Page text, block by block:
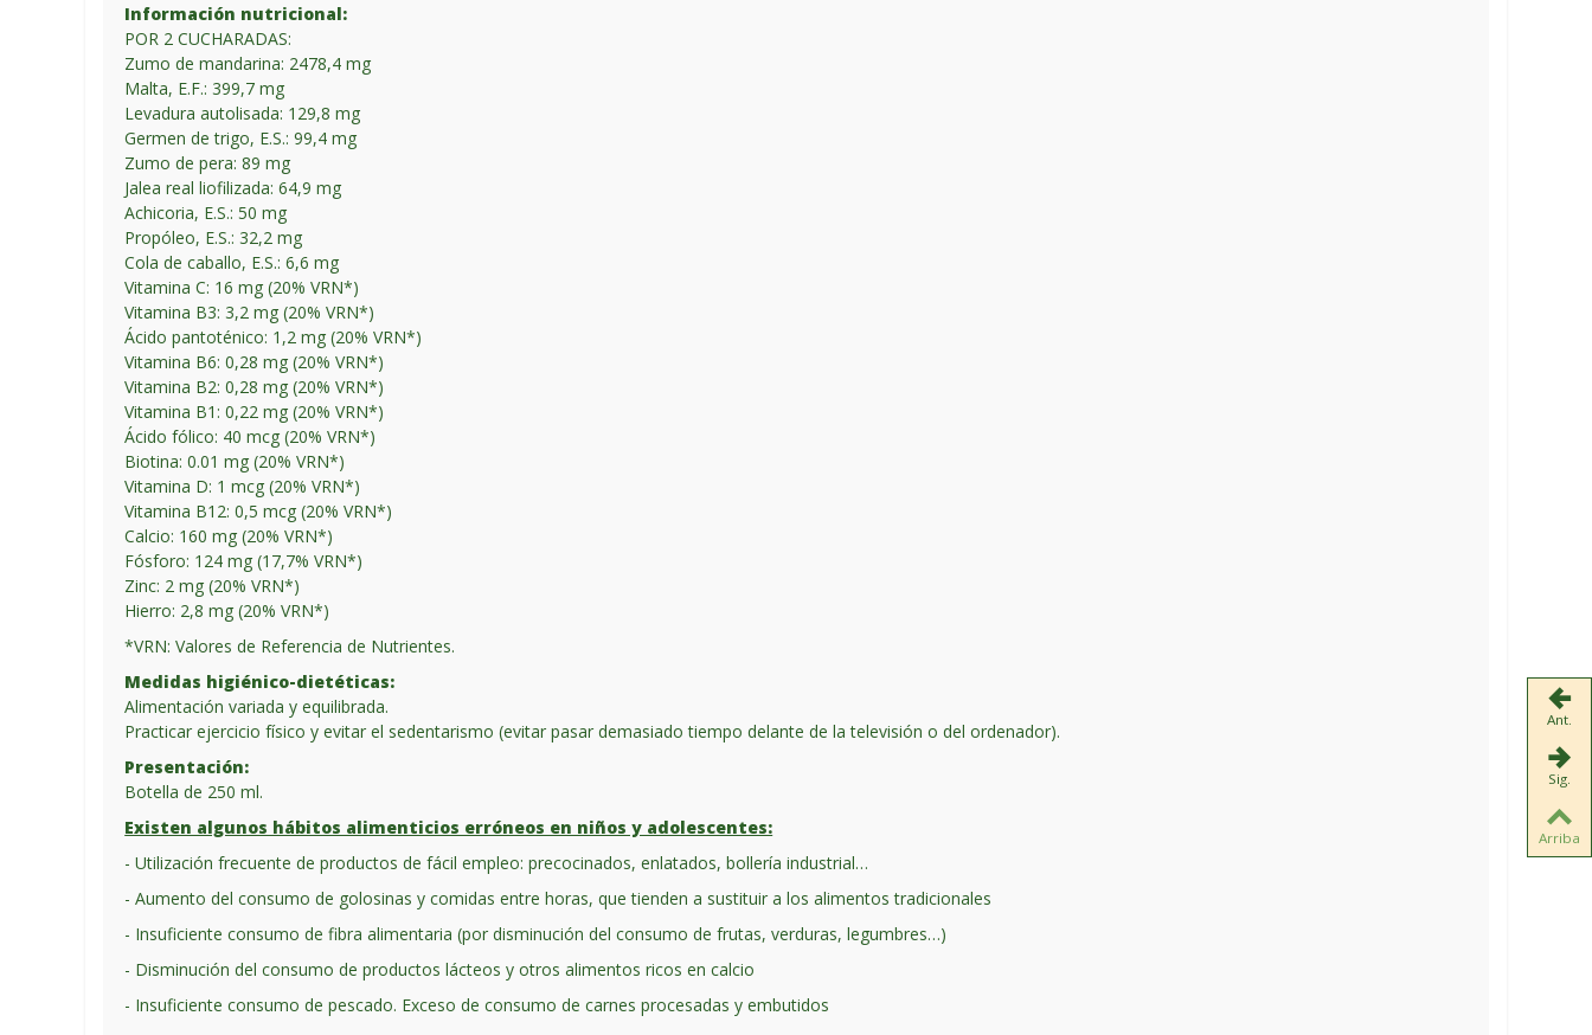
Información nutricional:
POR 2 CUCHARADAS:
Zumo de mandarina: 2478,4 mg
Malta, E.F.: 399,7 mg
Levadura autolisada: 129,8 mg
Germen de trigo, E.S.: 99,4 mg
Zumo de pera: 89 mg
Jalea real liofilizada: 64,9 mg
Achicoria, E.S.: 50 mg
Propóleo, E.S.: 32,2 mg
Cola de caballo, E.S.: 6,6 mg
Vitamina C: 16 mg (20% VRN*)
Vitamina B3: 3,2 mg (20% VRN*)
Ácido pantoténico: 1,2 mg (20% VRN*)
Vitamina B6: 0,28 mg (20% VRN*)
Vitamina B2: 0,28 mg (20% VRN*)
Vitamina B1: 0,22 mg (20% VRN*)
Ácido fólico: 40 mcg (20% VRN*)
Biotina: 0.01 mg (20% VRN*)
Vitamina D: 1 mcg (20% VRN*)
Vitamina B12: 0,5 mcg (20% VRN*)
Calcio: 160 mg (20% VRN*)
Fósforo: 124 mg (17,7% VRN*)
Zinc: 2 mg (20% VRN*)
Hierro: 2,8 mg (20% VRN*)
*VRN: Valores de Referencia de Nutrientes.
Medidas higiénico-dietéticas:
Alimentación variada y equilibrada.
Practicar ejercicio físico y evitar el sedentarismo (evitar pasar demasiado tiempo delante de la televisión o del ordenador).
Presentación:
Botella de 250 ml.
Existen algunos hábitos alimenticios erróneos en niños y adolescentes:
- Utilización frecuente de productos de fácil empleo: precocinados, enlatados, bollería industrial…
- Aumento del consumo de golosinas y comidas entre horas, que tienden a sustituir a los alimentos tradicionales
- Insuficiente consumo de fibra alimentaria (por disminución del consumo de frutas, verduras, legumbres…)
- Disminución del consumo de productos lácteos y otros alimentos ricos en calcio
- Insuficiente consumo de pescado. Exceso de consumo de carnes procesadas y embutidos
Ant.
Sig.
Arriba